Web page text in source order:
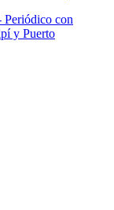
con
y Puerto